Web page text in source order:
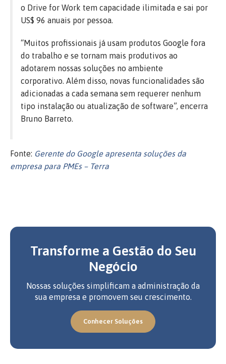
o Drive for Work tem capacidade ilimitada e sai por
US$ 96 anuais por pessoa.
“Muitos profissionais já usam produtos Google fora
do trabalho e se tornam mais produtivos ao
adotarem nossas soluções no ambiente
corporativo. Além disso, novas funcionalidades são
adicionadas a cada semana sem requerer nenhum
tipo instalação ou atualização de software”, encerra
Bruno Barreto.
Fonte: Gerente do Google apresenta soluções da
empresa para PMEs – Terra
Transforme a Gestão do Seu
Negócio
Nossas soluções simplificam a administração da
sua empresa e promovem seu crescimento.
Conhecer Soluções